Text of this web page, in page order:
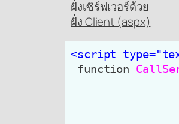
ฝั่งเซิร์ฟเวอร์ด้วย
ฝั่ง Client (aspx)
<script
function